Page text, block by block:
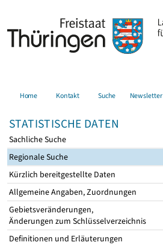
Home Kontakt Suche Newsletter
STATISTISCHE DATEN
Sachliche Suche
Regionale Suche
Kürzlich bereitgestellte Daten
Allgemeine Angaben, Zuordnungen
Gebietsveränderungen,
Änderungen zum Schlüsselverzeichnis
Definitionen und Erläuterungen